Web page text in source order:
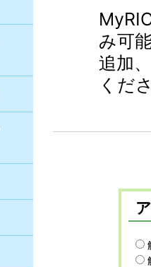
み可
追加
くだ